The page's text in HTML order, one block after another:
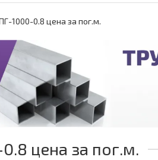
1000-0.8 цена за пог.м.
цена за пог.м.